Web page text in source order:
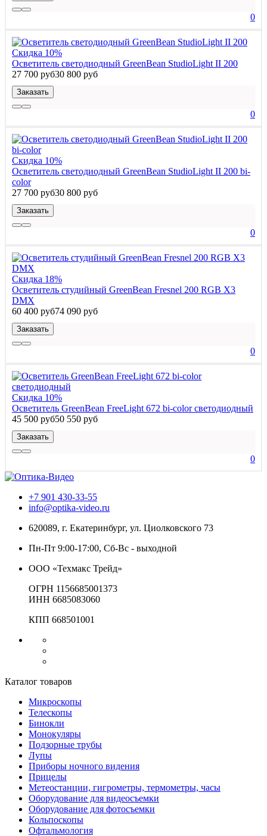
0
Скидка 10%
Осветитель светодиодный GreenBean StudioLight II 200
27 700 руб30 800 руб
Заказать
0
Скидка 10%
Осветитель светодиодный GreenBean StudioLight II 200 bi-
color
27 700 руб30 800 руб
Заказать
0
Скидка 18%
Осветитель студийный GreenBean Fresnel 200 RGB X3
DMX
60 400 руб74 090 руб
Заказать
0
Скидка 10%
Осветитель GreenBean FreeLight 672 bi-color светодиодный
45 500 руб50 550 руб
Заказать
0
+7 901 430-33-55
info@optika-video.ru
620089, г. Екатеринбург, ул. Циолковского 73
Пн-Пт 9:00-17:00, Сб-Вс - выходной
ООО «Техмакс Трейд»
ОГРН 1156685001373
ИНН 6685083060
КПП 668501001
Каталог товаров
Микроскопы
Телескопы
Бинокли
Монокуляры
Подзорные трубы
Лупы
Приборы ночного видения
Прицелы
Метеостанции, гигрометры, термометры, часы
Оборудование для видеосъемки
Оборудование для фотосъемки
Кольпоскопы
Офтальмология